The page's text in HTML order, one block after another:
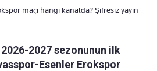
maçı hangi kanalda? Şifresiz yayın
2027 sezonunun ilk
Esenler Erokspor